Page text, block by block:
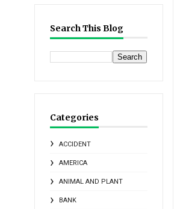
Search This Blog
Categories
ACCIDENT
AMERICA
ANIMAL AND PLANT
BANK